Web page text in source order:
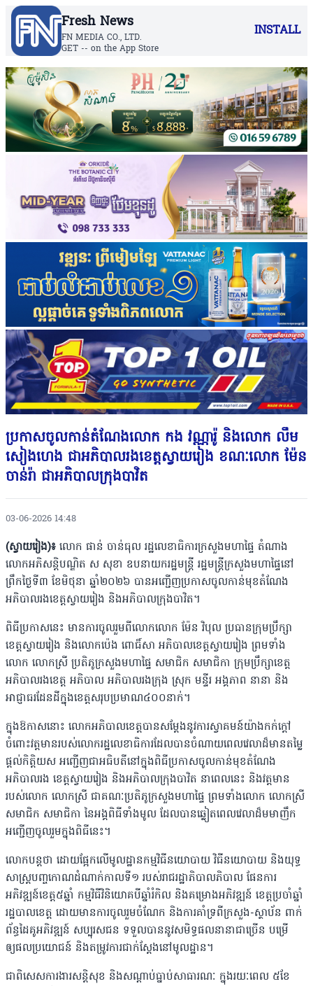
Fresh News
FN MEDIA CO., LTD.
GET -- on the App Store
INSTALL
ប្រកាសចូលកាន់តំណែងលោក កង វណ្ណារ៉ូ និងលោក លឹម
សៀងហេង ជាអភិបាលរងខេត្តស្វាយរៀង ខណៈលោក ម៉ែន
ចាន់រ៉ា ជាអភិបាលក្រុងបាវិត
03-06-2026 14:48
(ស្វាយរៀង)៖ លោក ផាន់ ចាន់ធុល រដ្ឋលេខាធិការក្រសួងមហាផ្ទៃ តំណាង
លោកអភិសន្តិបណ្ឌិត ស សុខា ឧបនាយករដ្ឋមន្ត្រី រដ្ឋមន្ត្រីក្រសួងមហាផ្ទៃនៅ
ព្រឹកថ្ងៃទី៣ ខែមិថុនា ឆ្នាំ២០២៦ បានអញ្ជើញប្រកាសចូលកាន់មុខតំណែង
អភិបាលរងខេត្តស្វាយរៀង និងអភិបាលក្រុងបាវិត។
ពិធីប្រកាសនេះ មានការចូលរួមពីលោកលោក ម៉ែន វិបុល ប្រធានក្រុមប្រឹក្សា
ខេត្តស្វាយរៀង និងលោកប៉េង ពោធិ៍សា អភិបាលខេត្តស្វាយរៀង ព្រមទាំង
លោក លោកស្រី ប្រតិភូក្រសួងមហាផ្ទៃ សមាជិក សមាជិកា ក្រុមប្រឹក្សាខេត្ត
អភិបាលរងខេត្ត អភិបាល អភិបាលរងក្រុង ស្រុក មន្ទីរ អង្គភាព នានា និង
អាជ្ញាធរដែនដីក្នុងខេត្តសរុបប្រមាណ៤០០នាក់។
ក្នុងឱកាសនោះ លោកអភិបាលខេត្តបានសម្តែងនូវការស្វាគមន៍យ៉ាងកក់ក្តៅ
ចំពោះវត្តមានរបស់លោករដ្ឋលេខាធិការដែលបានចំណាយពេលវេលាដ៏មានតម្លៃ
ផ្តល់កិត្តិយស អញ្ជើញជាអធិបតីនៅក្នុងពិធីប្រកាសចូលកាន់មុខតំណែង
អភិបាលរង ខេត្តស្វាយរៀង និងអភិបាលក្រុងបាវិត នាពេលនេះ និងវត្តមាន
របស់លោក លោកស្រី ជាគណៈប្រតិភូក្រសួងមហាផ្ទៃ ព្រមទាំងលោក លោកស្រី
សមាជិក សមាជិកា នៃអង្គពិធីទាំងមូល ដែលបានឆ្លៀតពេលវេលាដ៏មមាញឹក
អញ្ជើញចូលរួមក្នុងពិធីនេះ។
លោកបន្តថា ដោយផ្អែកលើមូលដ្ឋានកម្មវិធីនយោបាយ វិធីនយោបាយ និងយុទ្ធ
សាស្ត្របញ្ចកោណដំណាក់កាលទី១ របស់រាជរដ្ឋាភិបាលភិបាល ផែនការ
អភិវឌ្ឍន៍ខេត្ត៥ឆ្នាំ កម្មវិធីវិនិយោគបីឆ្នាំរំកិល និងគម្រោងអភិវឌ្ឍន៍ ខេត្តប្រចាំឆ្នាំ
រដ្ឋបាលខេត្ត ដោយមានការចូលរួមចំណែក និងការគាំទ្រពីក្រសួង-ស្ថាប័ន ពាក់
ព័ន្ធដៃគូអភិវឌ្ឍន៍ សប្បុរសជន ទទួលបាននូវសមិទ្ធផលនានាជាច្រើន បម្រើ
ឲ្យផលប្រយោជន៍ និងតម្រូវការជាក់ស្តែងនៅមូលដ្ឋាន។
ជាពិសេសការងារសន្តិសុខ និងសណ្តាប់ធ្នាប់សាធារណៈ ក្នុងរយៈពេល ៥ខែ